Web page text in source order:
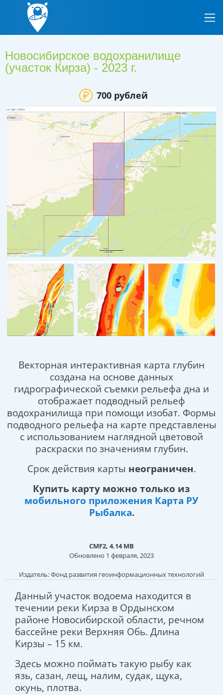
Новосибирское водохранилище
(участок Кирза) - 2023 г.
700 рублей
Векторная интерактивная карта глубин
создана на основе данных
гидрографической съемки рельефа дна и
отображает подводный рельеф
водохранилища при помощи изобат. Формы
подводного рельефа на карте представлены
с использованием наглядной цветовой
раскраски по значениям глубин.
Срок действия карты неограничен.
Купить карту можно только из
мобильного приложения Карта РУ
Рыбалка.
CMF2, 4.14 MB
Обновлено 1 февраля, 2023
Издатель: Фонд развития геоинформационных технологий
Данный участок водоема находится в
течении реки Кирза в Ордынском
районе Новосибирской области, речном
бассейне реки Верхняя Обь. Длина
Кирзы – 15 км.
Здесь можно поймать такую рыбу как
язь, сазан, лещ, налим, судак, щука,
окунь, плотва.